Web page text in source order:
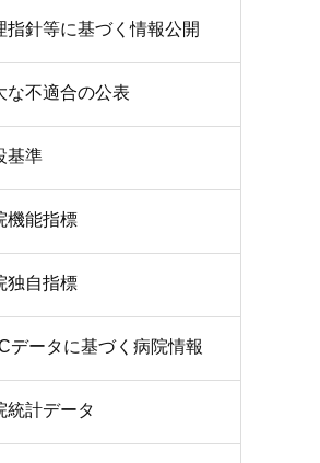
指針等に基づく情報公開
な不適合の公表
基準
機能指標
独自指標
データに基づく病院情報
統計データ